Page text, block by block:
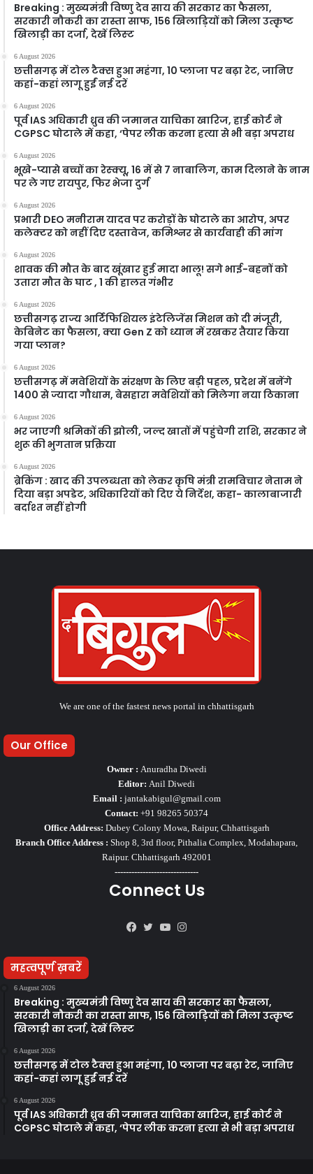
Breaking : मुख्यमंत्री विष्णु देव साय की सरकार का फैसला,
सरकारी नौकरी का रास्ता साफ, 156 खिलाड़ियों को मिला उत्कृष्ट
खिलाड़ी का दर्जा, देखें लिस्‍ट
6 August 2026
छत्तीसगढ़ में टोल टैक्स हुआ महंगा, 10 प्लाजा पर बढ़ा रेट, जानिए
कहां-कहां लागू हुईं नई दरें
6 August 2026
पूर्व IAS अधिकारी ध्रुव की जमानत याचिका खारिज, हाई कोर्ट ने
CGPSC घोटाले में कहा, ‘पेपर लीक करना हत्या से भी बड़ा अपराध
6 August 2026
भूखे-प्यासे बच्चों का रेस्क्यू, 16 में से 7 नाबालिग, काम दिलाने के नाम
पर ले गए रायपुर, फिर भेजा दुर्ग
6 August 2026
प्रभारी DEO मनीराम यादव पर करोड़ों के घोटाले का आरोप, अपर
कलेक्टर को नहीं दिए दस्तावेज, कमिश्नर से कार्यवाही की मांग
6 August 2026
शावक की मौत के बाद खूंखार हुई मादा भालू! सगे भाई-बहनों को
उतारा मौत के घाट , 1 की हालत गंभीर
6 August 2026
छत्तीसगढ़ राज्य आर्टिफिशियल इंटेलिजेंस मिशन को दी मंजूरी,
केबिनेट का फैसला, क्या Gen Z को ध्यान में रखकर तैयार किया
गया प्लान?
6 August 2026
छत्तीसगढ़ में मवेशियों के संरक्षण के लिए बड़ी पहल, प्रदेश में बनेंगे
1400 से ज्यादा गौधाम, बेसहारा मवेशियों को मिलेगा नया ठिकाना
6 August 2026
भर जाएगी श्रमिकों की झोली, जल्द खातों में पहुंचेगी राशि, सरकार ने
शुरू की भुगतान प्रक्रिया
6 August 2026
ब्रेकिंग : खाद की उपलब्धता को लेकर कृषि मंत्री रामविचार नेताम ने
दिया बड़ा अपडेट, अधिकारियों को दिए ये निर्देश, कहा- कालाबाजारी
बर्दाश्त नहीं होगी
We are one of the fastest news portal in chhattisgarh
Our Office
Owner : Anuradha Diwedi
Editor: Anil Diwedi
Email : jantakabigul@gmail.com
Contact: +91 98265 50374
Office Address: Dubey Colony Mowa, Raipur, Chhattisgarh
Branch Office Address : Shop 8, 3rd floor, Pithalia Complex, Modahapara,
Raipur. Chhattisgarh 492001
------------------------------
Connect Us
Facebook
TwitterYouTube
महत्वपूर्ण ख़बरें
6 August 2026
Breaking : मुख्यमंत्री विष्णु देव साय की सरकार का फैसला,
सरकारी नौकरी का रास्ता साफ, 156 खिलाड़ियों को मिला उत्कृष्ट
खिलाड़ी का दर्जा, देखें लिस्‍ट
6 August 2026
छत्तीसगढ़ में टोल टैक्स हुआ महंगा, 10 प्लाजा पर बढ़ा रेट, जानिए
कहां-कहां लागू हुईं नई दरें
6 August 2026
पूर्व IAS अधिकारी ध्रुव की जमानत याचिका खारिज, हाई कोर्ट ने
CGPSC घोटाले में कहा, ‘पेपर लीक करना हत्या से भी बड़ा अपराध